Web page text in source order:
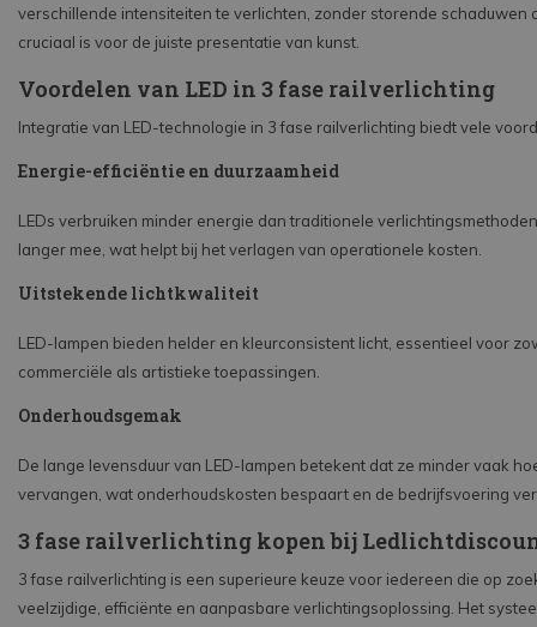
verschillende intensiteiten te verlichten, zonder storende schaduwen
cruciaal is voor de juiste presentatie van kunst.
Voordelen van LED in 3 fase railverlichting
Integratie van LED-technologie in 3 fase railverlichting biedt vele
Energie-efficiëntie en duurzaamheid
LEDs verbruiken minder energie dan traditionele
langer mee, wat helpt bij het verlagen van operationele kosten.
Uitstekende lichtkwaliteit
LED-lampen bieden helder en kleurconsistent licht, essentieel voor
commerciële als artistieke toepassingen.
Onderhoudsgemak
De lange levensduur van LED-lampen betekent dat ze minder vaak
vervangen, wat onderhoudskosten bespaart en de bedrijfsvoering
3 fase railverlichting kopen bij
3 fase railverlichting is een superieure keuze voor iedereen die op
veelzijdige, efficiënte en aanpasbare verlichtingsoplossing. Het